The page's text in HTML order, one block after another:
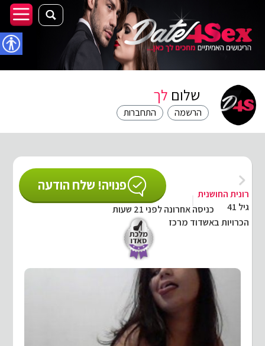
שלום לך
התחברות הרשמה
פנויה! שלח הודעה
רונית החושנית
גיל 41
כניסה אחרונה לפני 21 שעות
הכרויות באשדוד מרכז